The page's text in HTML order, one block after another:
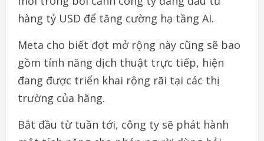
hàng tỷ USD để tăng cường hạ tầng AI.
Meta cho biết đợt mở rộng này cũng sẽ bao
gồm tính năng dịch thuật trực tiếp, hiện
đang được triển khai rộng rãi tại các thị
trường của hãng.
Bắt đầu từ tuần tới, công ty sẽ phát hành